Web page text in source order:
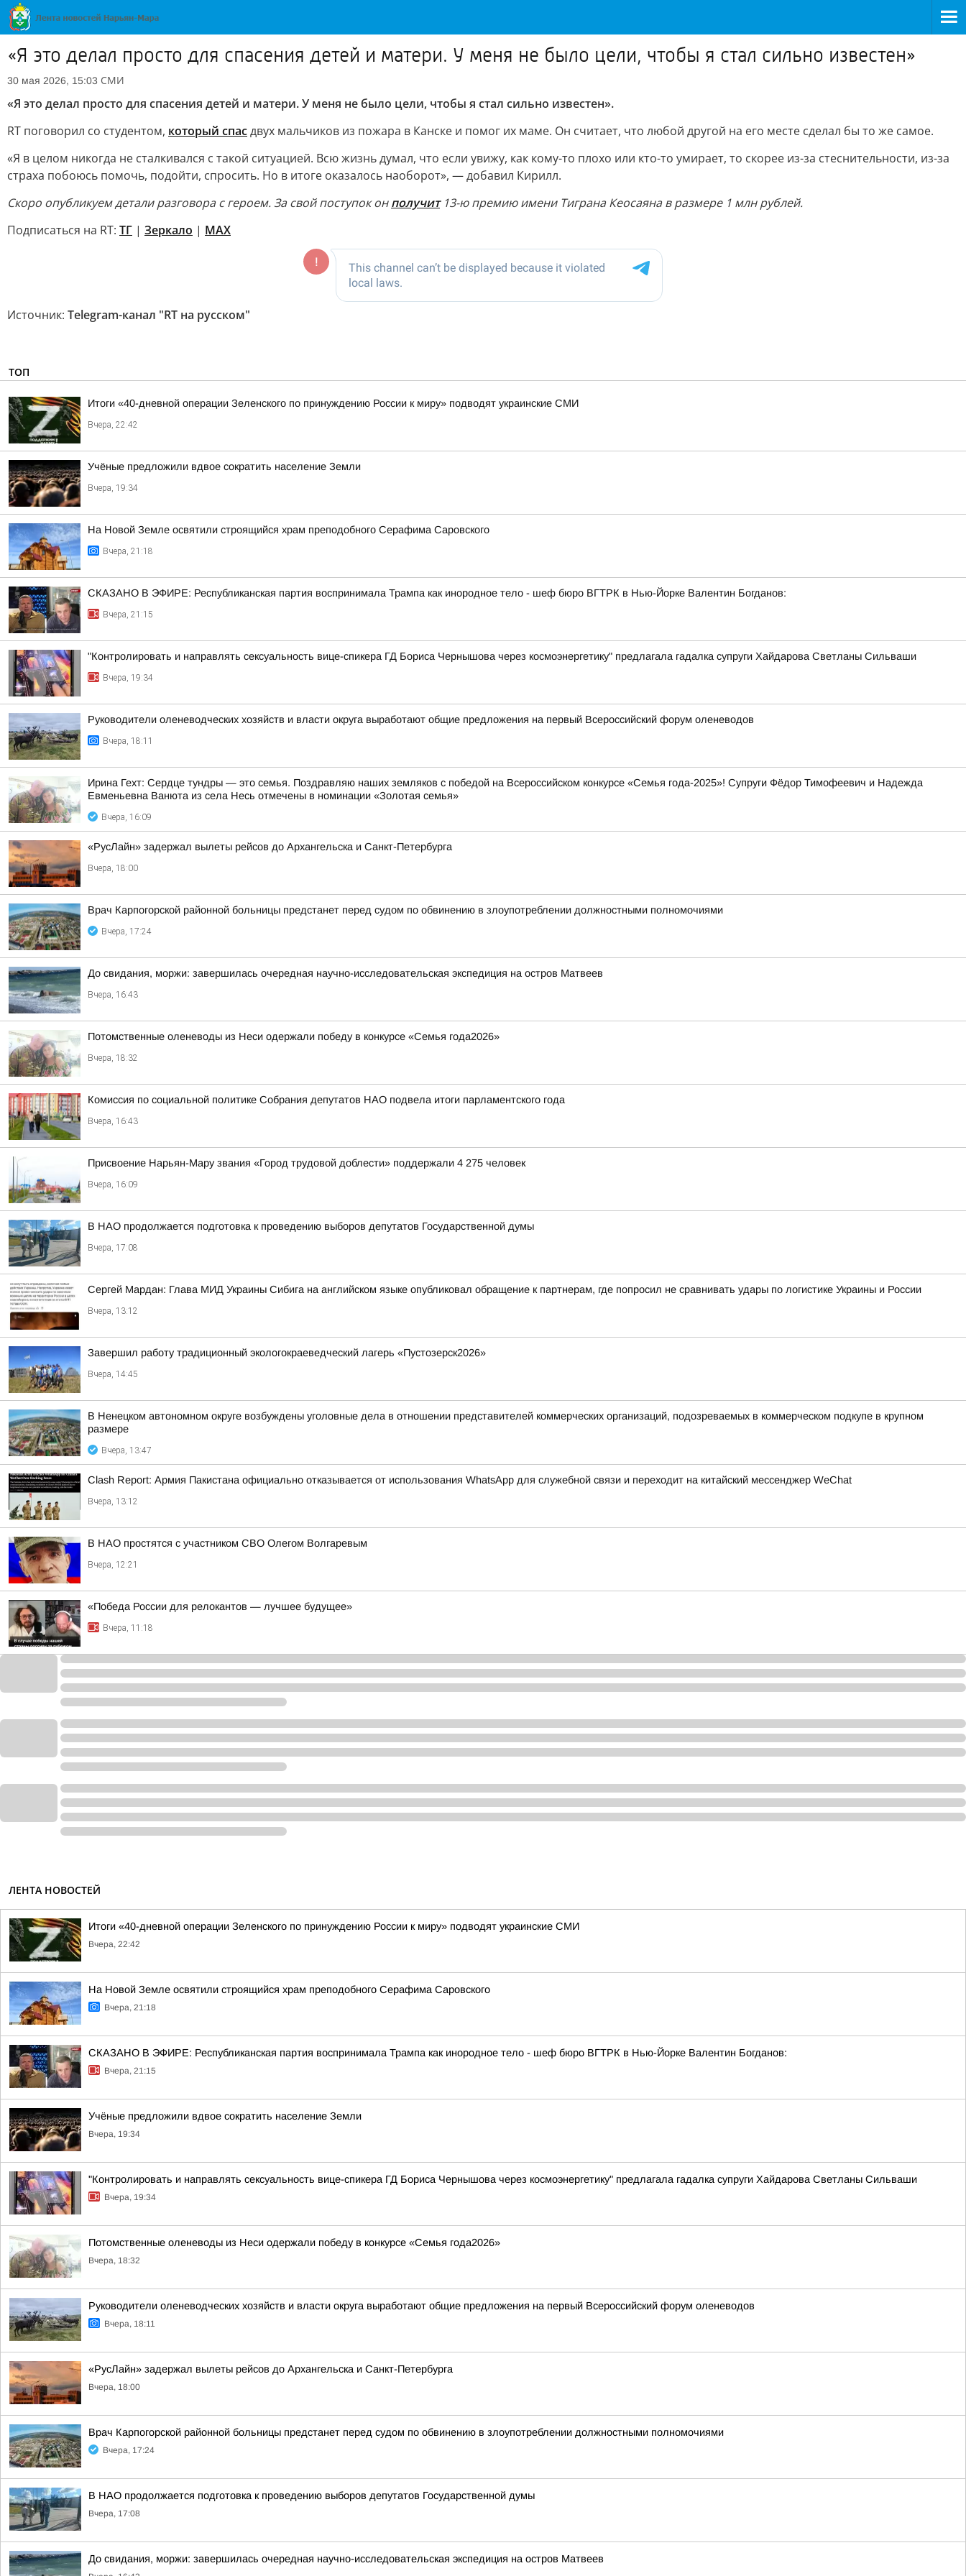
«Я это делал просто для спасения детей и матери. У меня не было цели, чтобы я стал сильно известен»
30 мая 2026, 15:03 СМИ
«Я это делал просто для спасения детей и матери. У меня не было цели, чтобы я стал сильно известен».
RT поговорил со студентом, который спасдвух мальчиков из пожара в Канске и помог их маме. Он считает, что любой другой на его месте сделал бы то же самое.
«Я в целом никогда не сталкивался с такой ситуацией. Всю жизнь думал, что если увижу, как кому-то плохо или кто-то умирает, то скорее из-за стеснительности, из-за
страха побоюсь помочь, подойти, спросить. Но в итоге оказалось наоборот», — добавил Кирилл.
Скоро опубликуем детали разговора с героем. За свой поступок онполучит13-ю премию имени Тиграна Кеосаяна в размере 1 млн рублей.
Подписаться на RT: ТГ | Зеркало | MAX
Источник: Telegram-канал "RT на русском"
ТОП
Итоги «40-дневной операции Зеленского по принуждению России к миру» подводят украинские СМИ
Вчера, 22:42
Учёные предложили вдвое сократить население Земли
Вчера, 19:34
На Новой Земле освятили строящийся храм преподобного Серафима Саровского
Вчера, 21:18
СКАЗАНО В ЭФИРЕ: Республиканская партия воспринимала Трампа как инородное тело - шеф бюро ВГТРК в Нью-Йорке Валентин Богданов:
Вчера, 21:15
"Контролировать и направлять сексуальность вице-спикера ГД Бориса Чернышова через космоэнергетику" предлагала гадалка супруги Хайдарова Светланы Сильваши
Вчера, 19:34
Руководители оленеводческих хозяйств и власти округа выработают общие предложения на первый Всероссийский форум оленеводов
Вчера, 18:11
Ирина Гехт: Сердце тундры — это семья. Поздравляю наших земляков с победой на Всероссийском конкурсе «Семья года-2025»! Супруги Фёдор Тимофеевич и Надежда
Евменьевна Ванюта из села Несь отмечены в номинации «Золотая семья»
Вчера, 16:09
«РусЛайн» задержал вылеты рейсов до Архангельска и Санкт-Петербурга
Вчера, 18:00
Врач Карпогорской районной больницы предстанет перед судом по обвинению в злоупотреблении должностными полномочиями
Вчера, 17:24
До свидания, моржи: завершилась очередная научно-исследовательская экспедиция на остров Матвеев
Вчера, 16:43
Потомственные оленеводы из Неси одержали победу в конкурсе «Семья года2026»
Вчера, 18:32
Комиссия по социальной политике Собрания депутатов НАО подвела итоги парламентского года
Вчера, 16:43
Присвоение Нарьян-Мару звания «Город трудовой доблести» поддержали 4 275 человек
Вчера, 16:09
В НАО продолжается подготовка к проведению выборов депутатов Государственной думы
Вчера, 17:08
Сергей Мардан: Глава МИД Украины Сибига на английском языке опубликовал обращение к партнерам, где попросил не сравнивать удары по логистике Украины и России
Вчера, 13:12
Завершил работу традиционный экологокраеведческий лагерь «Пустозерск2026»
Вчера, 14:45
В Ненецком автономном округе возбуждены уголовные дела в отношении представителей коммерческих организаций, подозреваемых в коммерческом подкупе в крупном
размере
Вчера, 13:47
Clash Report: Армия Пакистана официально отказывается от использования WhatsApp для служебной связи и переходит на китайский мессенджер WeChat
Вчера, 13:12
В НАО простятся с участником СВО Олегом Волгаревым
Вчера, 12:21
«Победа России для релокантов — лучшее будущее»
Вчера, 11:18
ЛЕНТА НОВОСТЕЙ
Итоги «40-дневной операции Зеленского по принуждению России к миру» подводят украинские СМИ
Вчера, 22:42
На Новой Земле освятили строящийся храм преподобного Серафима Саровского
Вчера, 21:18
СКАЗАНО В ЭФИРЕ: Республиканская партия воспринимала Трампа как инородное тело - шеф бюро ВГТРК в Нью-Йорке Валентин Богданов:
Вчера, 21:15
Учёные предложили вдвое сократить население Земли
Вчера, 19:34
"Контролировать и направлять сексуальность вице-спикера ГД Бориса Чернышова через космоэнергетику" предлагала гадалка супруги Хайдарова Светланы Сильваши
Вчера, 19:34
Потомственные оленеводы из Неси одержали победу в конкурсе «Семья года2026»
Вчера, 18:32
Руководители оленеводческих хозяйств и власти округа выработают общие предложения на первый Всероссийский форум оленеводов
Вчера, 18:11
«РусЛайн» задержал вылеты рейсов до Архангельска и Санкт-Петербурга
Вчера, 18:00
Врач Карпогорской районной больницы предстанет перед судом по обвинению в злоупотреблении должностными полномочиями
Вчера, 17:24
В НАО продолжается подготовка к проведению выборов депутатов Государственной думы
Вчера, 17:08
До свидания, моржи: завершилась очередная научно-исследовательская экспедиция на остров Матвеев